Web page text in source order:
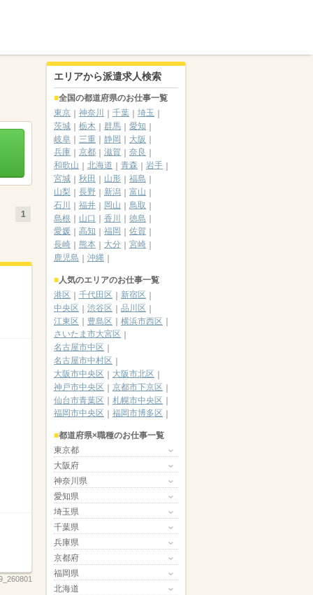
1
エリアから派遣求人検索
全国の都道府県のお仕事一覧
東京
神奈川 千葉
埼玉
茨城
栃木 群馬
愛知
岐阜
三重 静岡
大阪
兵庫
京都 滋賀
奈良
和歌山
北海道 青森
岩手
宮城
秋田 山形
福島
山梨
長野 新潟
富山
石川
福井 岡山
鳥取
島根
山口 香川
徳島
愛媛
高知 福岡
佐賀
長崎
熊本 大分
宮崎
鹿児島
沖縄
人気のエリアのお仕事一覧
港区
千代田区
新宿区
中央区
渋谷区
品川区
江東区
豊島区
横浜市西区
さいたま市大宮区
名古屋市中区
名古屋市中村区
大阪市中央区
大阪市北区
神戸市中央区
京都市下京区
仙台市青葉区
札幌市中央区
福岡市中央区
福岡市博多区
都道府県×職種のお仕事一覧
東京都
大阪府
神奈川県
愛知県
埼玉県
千葉県
兵庫県
京都府
福岡県
北海道